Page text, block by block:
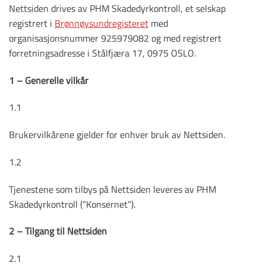
Nettsiden drives av PHM Skadedyrkontroll, et selskap
registrert i Brønnøysundregisteret med
organisasjonsnummer 925979082 og med registrert
forretningsadresse i Stålfjæra 17, 0975 OSLO.
1 – Generelle vilkår
1.1
Brukervilkårene gjelder for enhver bruk av Nettsiden.
1.2
Tjenestene som tilbys på Nettsiden leveres av PHM
Skadedyrkontroll (”Konsernet”).
2 – Tilgang til Nettsiden
2.1